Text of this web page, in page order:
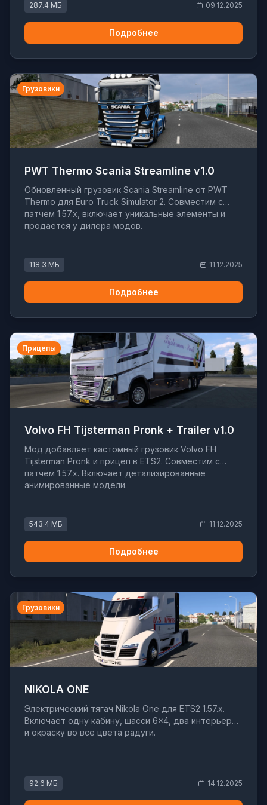
287.4 МБ 09.12.2025
Подробнее
Грузовики
PWT Thermo Scania Streamline v1.0
Обновленный грузовик Scania Streamline от PWT
Thermo для Euro Truck Simulator 2. Совместим с
патчем 1.57.x, включает уникальные элементы и
продается у дилера модов.
118.3 МБ 11.12.2025
Подробнее
Прицепы
Volvo FH Tijsterman Pronk + Trailer v1.0
Мод добавляет кастомный грузовик Volvo FH
Tijsterman Pronk и прицеп в ETS2. Совместим с
патчем 1.57.x. Включает детализированные
анимированные модели.
543.4 МБ 11.12.2025
Подробнее
Грузовики
NIKOLA ONE
Электрический тягач Nikola One для ETS2 1.57.x.
Включает одну кабину, шасси 6×4, два интерьера
и окраску во все цвета радуги.
92.6 МБ 14.12.2025